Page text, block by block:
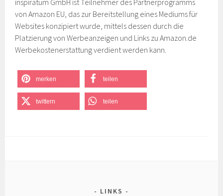
von Amazon EU, das zur Bereitstellung eines Mediums für
Websites konzipiert wurde, mittels dessen durch die
Platzierung von Werbeanzeigen und Links zu Amazon.de
Werbekostenerstattung verdient werden kann.
merken teilen
twittern teilen
LINKS